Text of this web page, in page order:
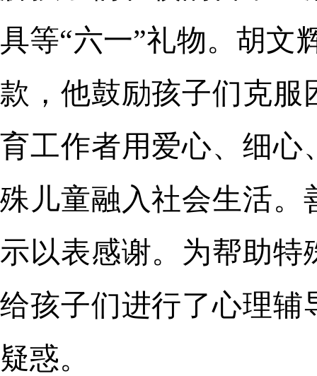
具等“六一”礼物。胡文
款，他鼓励孩子们克
育工作者用爱心、细心
殊儿童融入社会生活。
示以表感谢。为帮助
给孩子们进行了心理辅
疑惑。